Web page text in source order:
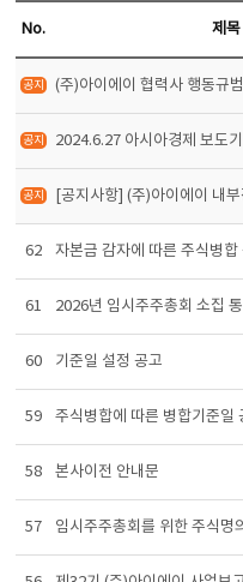
No. 제목
(주)아이에이 협력사 행동규
2024.6.27 아시아경제 보도
[공지사항] (주)아이에이 내
62 자본금 감자에 따른 주식병합
61 2026년 임시주주총회 소집
60 기준일 설정 공고
59 주식병합에 따른 병합기준일
58 본사이전 안내문
57 임시주주총회를 위한 주식명